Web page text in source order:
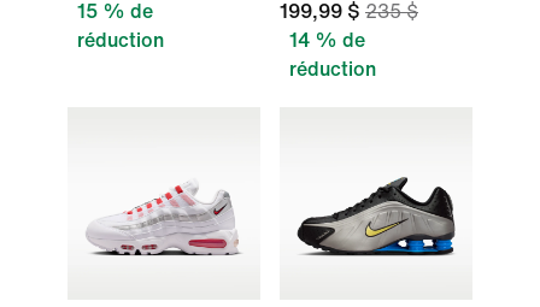
15 % de
réduction
199,99 $ 235 $
14 % de
réduction